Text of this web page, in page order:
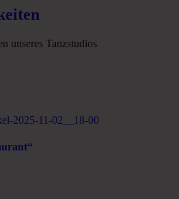
unseres Tanzstudios